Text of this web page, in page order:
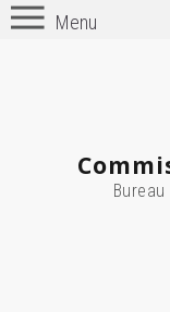
Menu